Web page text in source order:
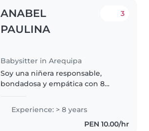
ANABEL
PAULINA
Babysitter in Arequipa
3
Soy una niñera responsable,
bondadosa y empática con 8
bebés, niños pequeños,
preescolares y escolares. Soy
egresada de Psicología en la
Experience: > 8 years
PEN 10.00/hr